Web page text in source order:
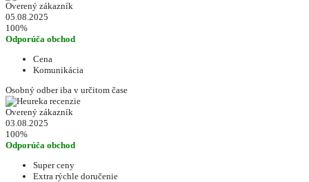
Overený zákazník
05.08.2025
100%
Odporúča obchod
Cena
Komunikácia
Osobný odber iba v určitom čase
Overený zákazník
03.08.2025
100%
Odporúča obchod
Super ceny
Extra rýchle doručenie